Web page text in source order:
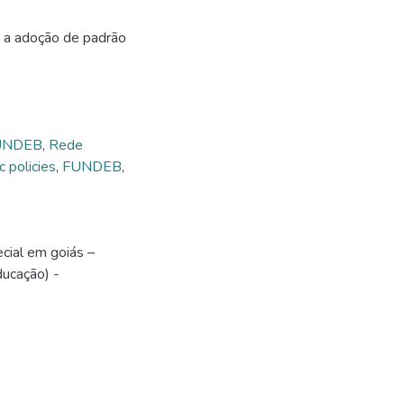
adoção de padrão
, Rede
policies, FUNDEB,
em goiás –
-